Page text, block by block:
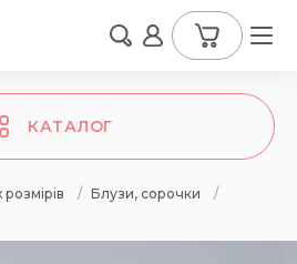
КАТАЛОГ
/ Блузи, сорочки
/